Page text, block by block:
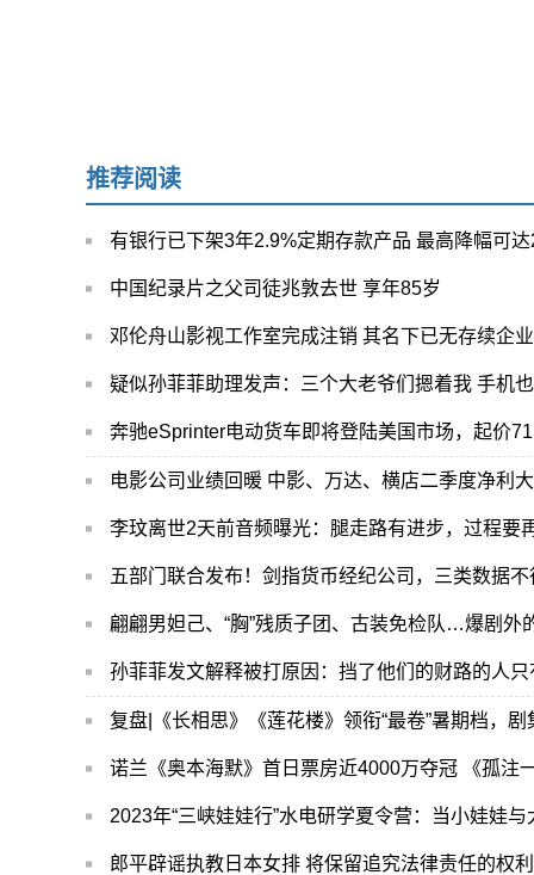
推荐阅读
有银行已下架3年2.9%定期存款产品 最高降幅可
中国纪录片之父司徒兆敦去世 享年85岁
邓伦舟山影视工作室完成注销 其名下已无存续企业
疑似孙菲菲助理发声：三个大老爷们摁着我 手机
奔驰eSprinter电动货车即将登陆美国市场，起价
电影公司业绩回暖 中影、万达、横店二季度净利
李玟离世2天前音频曝光：腿走路有进步，过程要
五部门联合发布！剑指货币经纪公司，三类数据
翩翩男妲己、“胸”残质子团、古装免检队…爆剧外
孙菲菲发文解释被打原因：挡了他们的财路的人只
复盘|《长相思》《莲花楼》领衔“最卷”暑期档，
诺兰《奥本海默》首日票房近4000万夺冠 《孤注
2023年“三峡娃娃行”水电研学夏令营：当小娃娃
郎平辟谣执教日本女排 将保留追究法律责任的权利